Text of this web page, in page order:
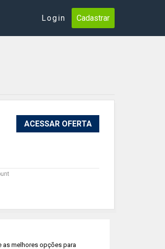
Login Cadastrar
ACESSAR OFERTA
as melhores opções para